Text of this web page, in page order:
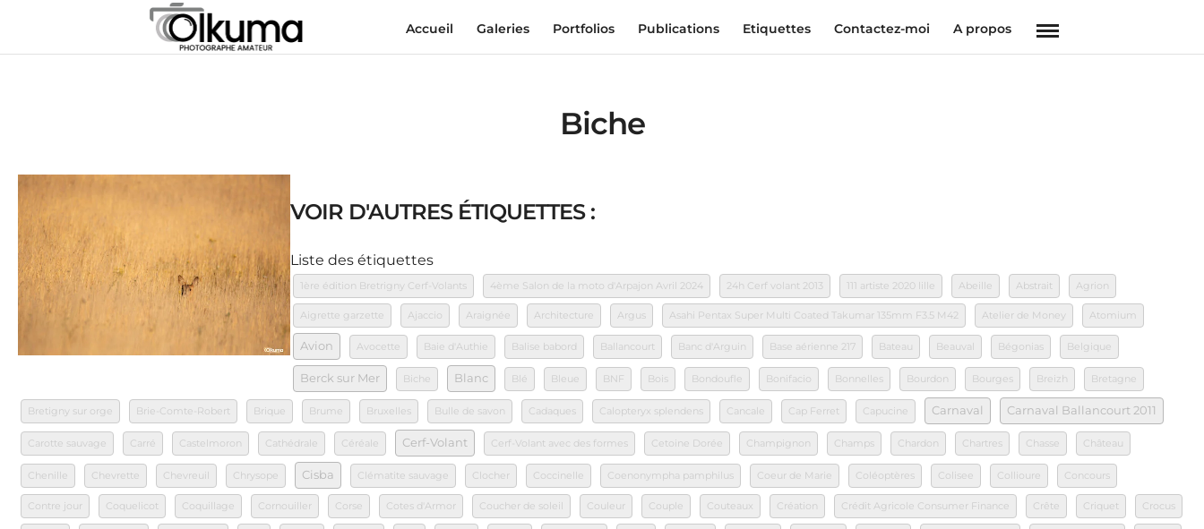
Accueil Galeries Portfolios Publications Etiquettes Contactez-moi A propos
Biche
VOIR D'AUTRES ÉTIQUETTES :
Liste des étiquettes
1ère édition Bretrigny Cerf-Volants 4ème Salon de la moto d'Arpajon Avril 2024 24h Cerf volant 2013 111 artiste 2020 lille Abeille Abstrait Agrion
Aigrette garzette Ajaccio Araignée Architecture Argus Asahi Pentax Super Multi Coated Takumar 135mm F3.5 M42 Atelier de Money Atomium
Avion Avocette Baie d'Authie Balise babord Ballancourt Banc d'Arguin Base aérienne 217 Bateau Beauval Bégonias Belgique
Berck sur Mer Biche Blanc Blé Bleue BNF Bois Bondoufle Bonifacio Bonnelles Bourdon Bourges Breizh Bretagne
Bretigny sur orge Brie-Comte-Robert Brique Brume Bruxelles Bulle de savon Cadaques Calopteryx splendens Cancale Cap Ferret Capucine Carnaval Carnaval Ballancourt 2011
Carotte sauvage Carré Castelmoron Cathédrale Céréale Cerf-Volant Cerf-Volant avec des formes Cetoine Dorée Champignon Champs Chardon Chartres Chasse Château
Chenille Chevrette Chevreuil Chrysope Cisba Clématite sauvage Clocher Coccinelle Coenonympha pamphilus Coeur de Marie Coléoptères Colisee Collioure Concours
Contre jour Coquelicot Coquillage Cornouiller Corse Cotes d'Armor Coucher de soleil Couleur Couple Couteaux Création Crédit Agricole Consumer Finance Crête Criquet Crocus